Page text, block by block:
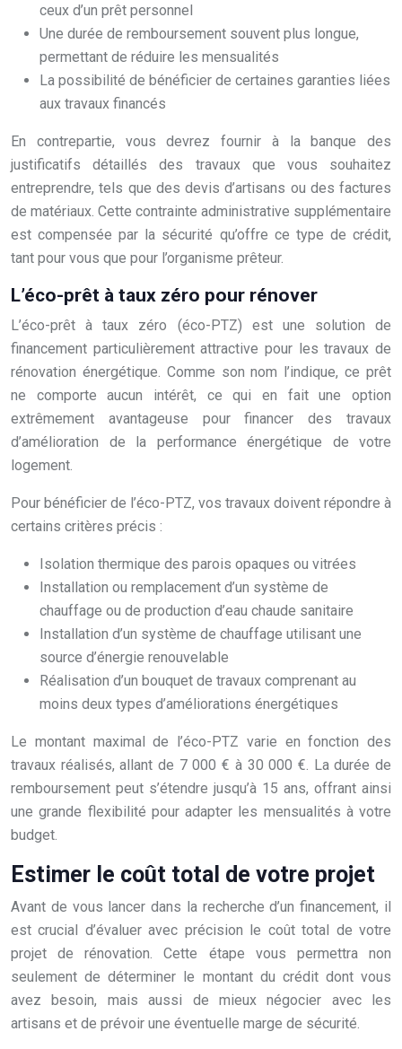
ceux d’un prêt personnel
Une durée de remboursement souvent plus longue,
permettant de réduire les mensualités
La possibilité de bénéficier de certaines garanties liées
aux travaux financés
En contrepartie, vous devrez fournir à la banque des
justificatifs détaillés des travaux que vous souhaitez
entreprendre, tels que des devis d’artisans ou des factures
de matériaux. Cette contrainte administrative supplémentaire
est compensée par la sécurité qu’offre ce type de crédit,
tant pour vous que pour l’organisme prêteur.
L’éco-prêt à taux zéro pour rénover
L’éco-prêt à taux zéro (éco-PTZ) est une solution de
financement particulièrement attractive pour les travaux de
rénovation énergétique. Comme son nom l’indique, ce prêt
ne comporte aucun intérêt, ce qui en fait une option
extrêmement avantageuse pour financer des travaux
d’amélioration de la performance énergétique de votre
logement.
Pour bénéficier de l’éco-PTZ, vos travaux doivent répondre à
certains critères précis :
Isolation thermique des parois opaques ou vitrées
Installation ou remplacement d’un système de
chauffage ou de production d’eau chaude sanitaire
Installation d’un système de chauffage utilisant une
source d’énergie renouvelable
Réalisation d’un bouquet de travaux comprenant au
moins deux types d’améliorations énergétiques
Le montant maximal de l’éco-PTZ varie en fonction des
travaux réalisés, allant de 7 000 € à 30 000 €. La durée de
remboursement peut s’étendre jusqu’à 15 ans, offrant ainsi
une grande flexibilité pour adapter les mensualités à votre
budget.
Estimer le coût total de votre projet
Avant de vous lancer dans la recherche d’un financement, il
est crucial d’évaluer avec précision le coût total de votre
projet de rénovation. Cette étape vous permettra non
seulement de déterminer le montant du crédit dont vous
avez besoin, mais aussi de mieux négocier avec les
artisans et de prévoir une éventuelle marge de sécurité.